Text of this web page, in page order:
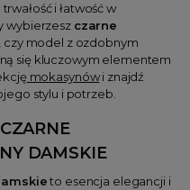
i łatwość w
wybierzesz czarne
, czy model z ozdobnym
się kluczowym elementem
mokasynówi znajdź
stylu i potrzeb.
CZARNE
DAMSKIE
to esencja elegancji i